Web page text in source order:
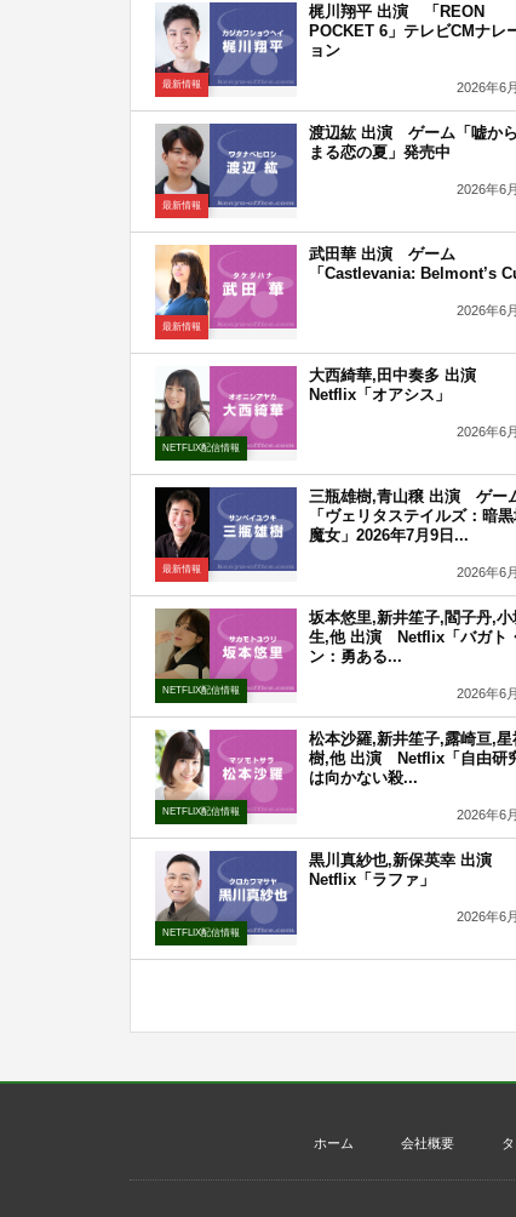
最新情報
梶川翔平 出演 「REON
POCKET 6」テレビCMナレ
ョン
2026年6
最新情報
渡辺紘 出演 ゲーム「嘘か
まる恋の夏」発売中
2026年6
最新情報
武田華 出演 ゲーム
「Castlevania: Belmont’s
2026年6
NETFLIX配信情報
大西綺華,田中奏多 出演
Netflix「オアシス」
2026年6
最新情報
三瓶雄樹,青山穣 出演 ゲー
「ヴェリタステイルズ：暗
魔女」2026年7月9日...
2026年6
NETFLIX配信情報
坂本悠里,新井笙子,閻子丹,小
生,他 出演 Netflix「バガト
ン：勇ある...
2026年6
NETFLIX配信情報
松本沙羅,新井笙子,露崎亘,星
樹,他 出演 Netflix「自由研
は向かない殺...
2026年6
NETFLIX配信情報
黒川真紗也,新保英幸 出演
Netflix「ラファ」
2026年6
ホーム 会社概要